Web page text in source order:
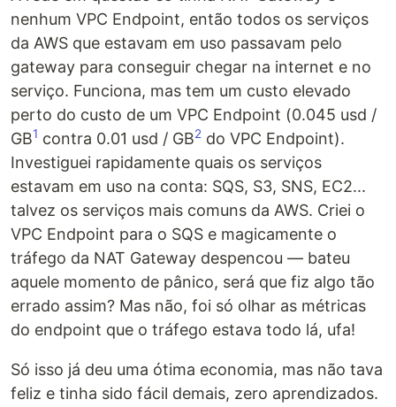
nenhum VPC Endpoint, então todos os serviços
da AWS que estavam em uso passavam pelo
gateway para conseguir chegar na internet e no
serviço. Funciona, mas tem um custo elevado
perto do custo de um VPC Endpoint (0.045 usd /
GB1 contra 0.01 usd / GB2 do VPC Endpoint).
Investiguei rapidamente quais os serviços
estavam em uso na conta: SQS, S3, SNS, EC2...
talvez os serviços mais comuns da AWS. Criei o
VPC Endpoint para o SQS e magicamente o
tráfego da NAT Gateway despencou — bateu
aquele momento de pânico, será que fiz algo tão
errado assim? Mas não, foi só olhar as métricas
do endpoint que o tráfego estava todo lá, ufa!
Só isso já deu uma ótima economia, mas não tava
feliz e tinha sido fácil demais, zero aprendizados.